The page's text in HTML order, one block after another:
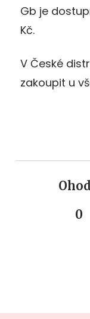
Gb je
Kč.
V České
zakoupit u
0